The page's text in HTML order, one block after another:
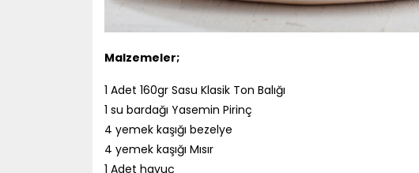
Malzemeler;
1 Adet 160gr Sasu Klasik Ton Balığı
1 su bardağı Yasemin Pirinç
4 yemek kaşığı bezelye
4 yemek kaşığı Mısır
1 Adet havuç